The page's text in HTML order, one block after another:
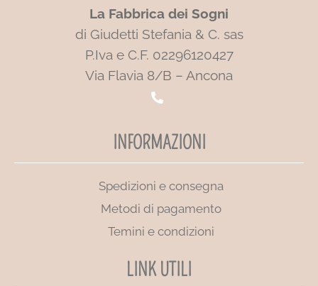
La Fabbrica dei Sogni
di Giudetti Stefania & C. sas
P.Iva e C.F. 02296120427
Via Flavia 8/B – Ancona
INFORMAZIONI
Spedizioni e consegna
Metodi di pagamento
Temini e condizioni
LINK UTILI